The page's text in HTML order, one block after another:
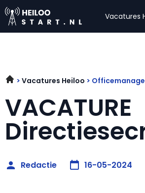
Vacatures
Vacatures Heiloo
VACATURE
Redactie 16-05-2024